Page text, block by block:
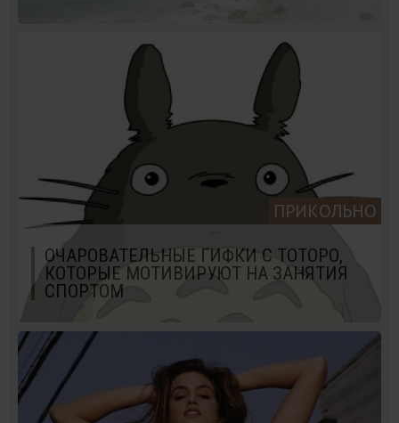
ПРИКОЛЬНО
ОЧАРОВАТЕЛЬНЫЕ ГИФКИ С ТОТОРО,
КОТОРЫЕ МОТИВИРУЮТ НА ЗАНЯТИЯ
СПОРТОМ